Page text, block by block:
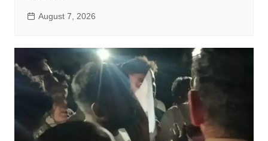
August 7, 2026